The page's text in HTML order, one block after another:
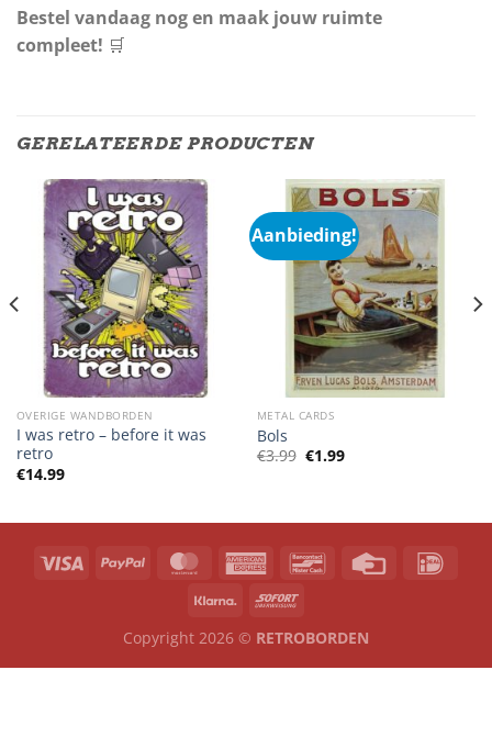
Bestel vandaag nog en maak jouw ruimte
compleet! 🛒
GERELATEERDE PRODUCTEN
OVERIGE WANDBORDEN
I was retro – before it was
retro
€14.99
Aanbieding!
METAL CARDS
Bols
€3.99 Oorspronkelijke
€1.99Huidige
Copyright 2026 © RETROBORDEN